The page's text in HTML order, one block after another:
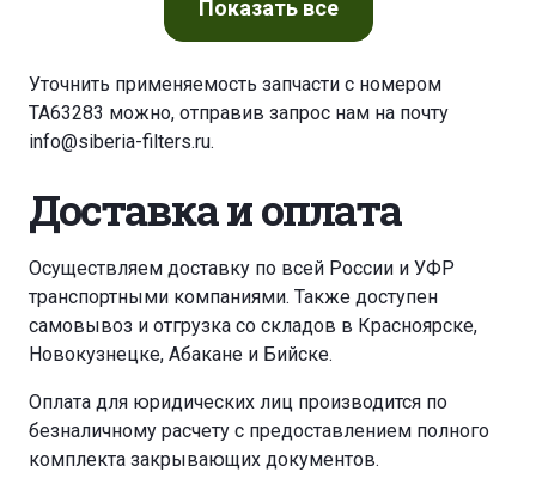
Показатьвсе
Уточнить применяемость запчасти с номером
TA63283 можно, отправив запрос нам на почту
info@siberia-filters.ru.
Доставка и оплата
Осуществляем доставку по всей России и УФР
транспортными компаниями. Также доступен
самовывоз и отгрузка со складов в Красноярске,
Новокузнецке, Абакане и Бийске.
Оплата для юридических лиц производится по
безналичному расчету с предоставлением полного
комплекта закрывающих документов.